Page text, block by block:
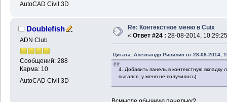
AutoCAD Civil 3D
Doublefish
ADN Club
Сообщений: 288
Карма: 10
AutoCAD Civil 3D
Re: Контекстное меню в Cuix
« Ответ #24 : 28-08-2014,
Цитата: Александр Ривилис от 28-08-2014,
4. Добавить панель в контекстную
пытался, у меня не получилось)